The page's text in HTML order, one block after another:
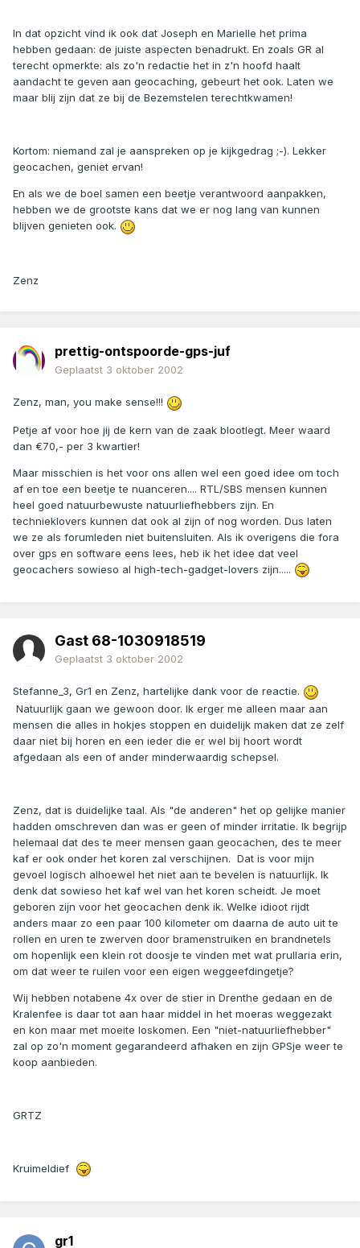
In dat opzicht vind ik ook dat Joseph en Marielle het prima
hebben gedaan: de juiste aspecten benadrukt. En zoals GR al
terecht opmerkte: als zo'n redactie het in z'n hoofd haalt
aandacht te geven aan geocaching, gebeurt het ook. Laten we
maar blij zijn dat ze bij de Bezemstelen terechtkwamen!
Kortom: niemand zal je aanspreken op je kijkgedrag ;-). Lekker
geocachen, geniet ervan!
En als we de boel samen een beetje verantwoord aanpakken,
hebben we de grootste kans dat we er nog lang van kunnen
blijven genieten ook.
Zenz
prettig-ontspoorde-gps-juf
Geplaatst 3 oktober 2002
Zenz, man, you make sense!!!
Petje af voor hoe jij de kern van de zaak blootlegt. Meer waard
dan €70,- per 3 kwartier!
Maar misschien is het voor ons allen wel een goed idee om toch
af en toe een beetje te nuanceren.... RTL/SBS mensen kunnen
heel goed natuurbewuste natuurliefhebbers zijn. En
technieklovers kunnen dat ook al zijn of nog worden. Dus laten
we ze als forumleden niet buitensluiten. Als ik overigens die fora
over gps en software eens lees, heb ik het idee dat veel
geocachers sowieso al high-tech-gadget-lovers zijn.....
Gast 68-1030918519
Geplaatst 3 oktober 2002
Stefanne_3, Gr1 en Zenz, hartelijke dank voor de reactie.
Natuurlijk gaan we gewoon door. Ik erger me alleen maar aan
mensen die alles in hokjes stoppen en duidelijk maken dat ze zelf
daar niet bij horen en een ieder die er wel bij hoort wordt
afgedaan als een of ander minderwaardig schepsel.
Zenz, dat is duidelijke taal. Als "de anderen" het op gelijke manier
hadden omschreven dan was er geen of minder irritatie. Ik begrijp
helemaal dat des te meer mensen gaan geocachen, des te meer
kaf er ook onder het koren zal verschijnen. Dat is voor mijn
gevoel logisch alhoewel het niet aan te bevelen is natuurlijk. Ik
denk dat sowieso het kaf wel van het koren scheidt. Je moet
geboren zijn voor het geocachen denk ik. Welke idioot rijdt
anders maar zo een paar 100 kilometer om daarna de auto uit te
rollen en uren te zwerven door bramenstruiken en brandnetels
om hopenlijk een klein rot doosje te vinden met wat prullaria erin,
om dat weer te ruilen voor een eigen weggeefdingetje?
Wij hebben notabene 4x over de stier in Drenthe gedaan en de
Kralenfee is daar tot aan haar middel in het moeras weggezakt
en kon maar met moeite loskomen. Een "niet-natuurliefhebber"
zal op zo'n moment gegarandeerd afhaken en zijn GPSje weer te
koop aanbieden.
GRTZ
Kruimeldief
gr1